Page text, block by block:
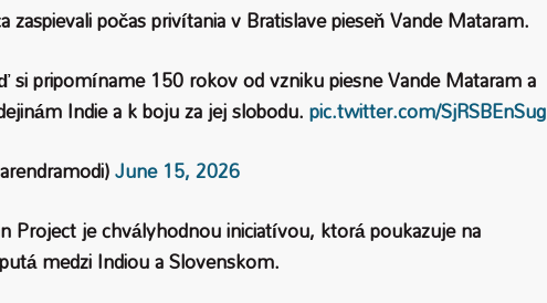
zaspievali počas privítania v Bratislave pieseň Vande Mataram.
si pripomíname 150 rokov od vzniku piesne Vande Mataram a
Indie a k boju za jej slobodu.pic.twitter.com/SjRSBEnSug
June 15, 2026
Project je chvályhodnou iniciatívou, ktorá poukazuje na
medzi Indiou a Slovenskom.